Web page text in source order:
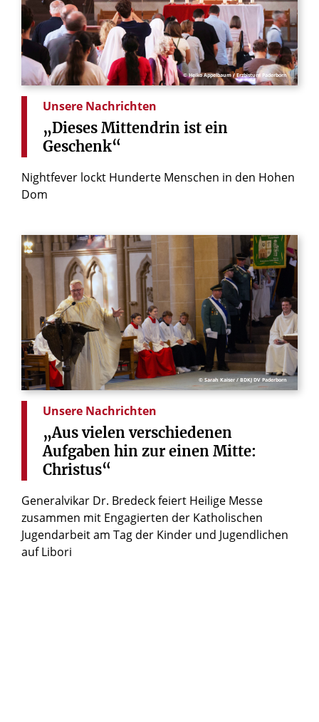
© Heiko Appelbaum / Erzbistum Paderborn
Unsere Nachrichten
„Dieses Mittendrin ist ein
Geschenk“
Nightfever lockt Hunderte Menschen in den Hohen
Dom
© Sarah Kaiser / BDKJ DV Paderborn
Unsere Nachrichten
„Aus vielen verschiedenen
Aufgaben hin zur einen Mitte:
Christus“
Generalvikar Dr. Bredeck feiert Heilige Messe
zusammen mit Engagierten der Katholischen
Jugendarbeit am Tag der Kinder und Jugendlichen
auf Libori